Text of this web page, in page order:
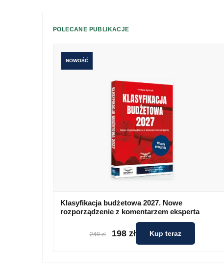
POLECANE PUBLIKACJE
NOWOŚĆ
Klasyfikacja budżetowa 2027. Nowe
rozporządzenie z komentarzem eksperta
249 zł 198 zł Kup teraz